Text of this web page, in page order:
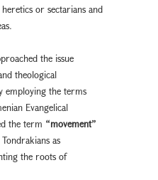
or sectarians and
the issue
theological
employing the terms
Evangelical
the term “movement”
as
the roots of